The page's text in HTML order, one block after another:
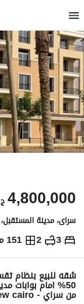
4,800,000
سراى، مدينة
3
2 151 متر مربع ج.م4,800,000
الاماكن
50% امام
من سراي - sarai New cairo